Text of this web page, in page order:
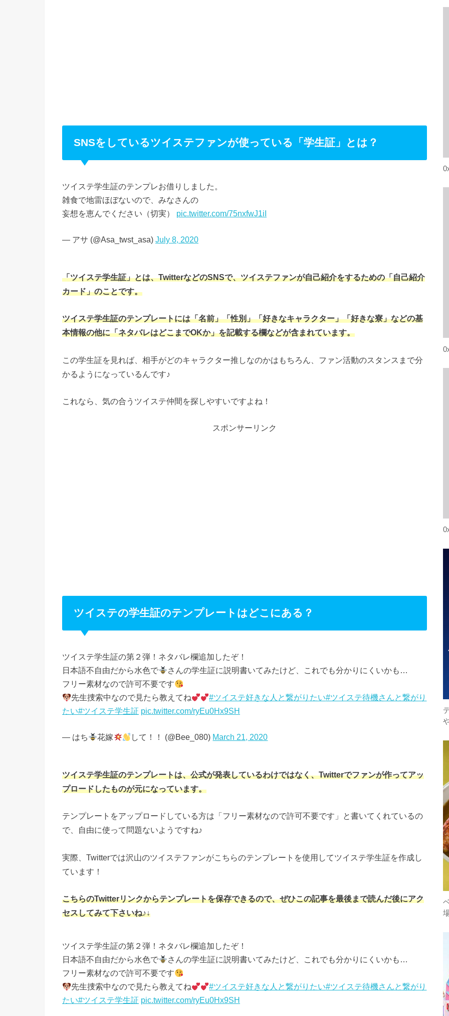
SNSをしているツイステファンが使っている「学生証」とは？
ツイステ学生証のテンプレお借りしました。
雑食で地雷ほぼないので、みなさんの
妄想を恵んでください（切実） pic.twitter.com/75nxfwJ1iI
— アサ (@Asa_twst_asa) July 8, 2020
「ツイステ学生証」とは、TwitterなどのSNSで、ツイステファンが自己紹介をするための「自己紹介
カード」のことです。
ツイステ学生証のテンプレートには「名前」「性別」「好きなキャラクター」「好きな寮」などの基
本情報の他に「ネタバレはどこまでOKか」を記載する欄などが含まれています。
この学生証を見れば、相手がどのキャラクター推しなのかはもちろん、ファン活動のスタンスまで分
かるようになっているんです♪
これなら、気の合うツイステ仲間を探しやすいですよね！
スポンサーリンク
ツイステの学生証のテンプレートはどこにある？
ツイステ学生証の第２弾！ネタバレ欄追加したぞ！
日本語不自由だから水色で
さんの学生証に説明書いてみたけど、これでも分かりにくいかも…
フリー素材なので許可不要です
先生捜索中なので見たら教えてね
#ツイステ好きな人と繋がりたい#ツイステ待機さんと繋がり
たい#ツイステ学生証 pic.twitter.com/ryEu0Hx9SH
— はち 花嫁 して！！ (@Bee_080) March 21, 2020
ツイステ学生証のテンプレートは、公式が発表しているわけではなく、Twitterでファンが作ってアッ
プロードしたものが元になっています。
テンプレートをアップロードしている方は「フリー素材なので許可不要です」と書いてくれているの
で、自由に使って問題ないようですね♪
実際、Twitterでは沢山のツイステファンがこちらのテンプレートを使用してツイステ学生証を作成し
ています！
こちらのTwitterリンクからテンプレートを保存できるので、ぜひこの記事を最後まで読んだ後にアク
セスしてみて下さいね♪↓
ツイステ学生証の第２弾！ネタバレ欄追加したぞ！
日本語不自由だから水色で
さんの学生証に説明書いてみたけど、これでも分かりにくいかも…
フリー素材なので許可不要です
先生捜索中なので見たら教えてね
#ツイステ好きな人と繋がりたい#ツイステ待機さんと繋がり
たい#ツイステ学生証 pic.twitter.com/ryEu0Hx9SH